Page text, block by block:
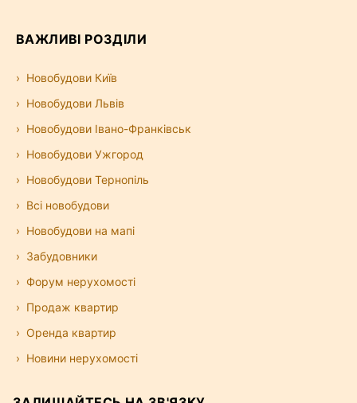
ВАЖЛИВІ РОЗДІЛИ
Новобудови Київ
Новобудови Львів
Новобудови Івано-Франківськ
Новобудови Ужгород
Новобудови Тернопіль
Всі новобудови
Новобудови на мапі
Забудовники
Форум нерухомості
Продаж квартир
Оренда квартир
Новини нерухомості